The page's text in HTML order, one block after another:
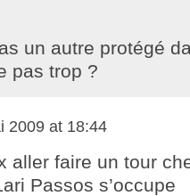
un autre protégé
pas trop ?
2009 at 18:44
aller faire un tour
Passos s’occupe